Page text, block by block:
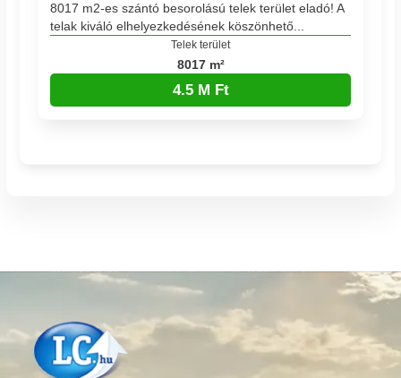
8017 m2-es szántó besorolású telek terület eladó! A
telak kiváló elhelyezkedésének köszönhető...
Telek terület
8017 m²
4.5 M Ft